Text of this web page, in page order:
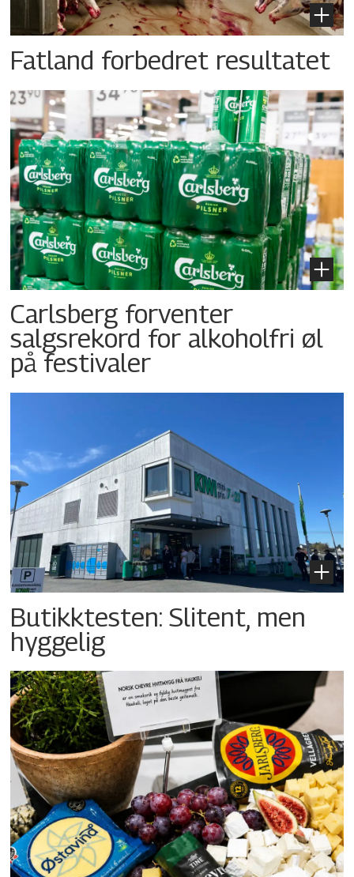
Fatland forbedret resultatet
Carlsberg forventer
salgsrekord for alkoholfri øl
på festivaler
Butikktesten: Slitent, men
hyggelig